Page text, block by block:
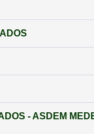
- ASDEM